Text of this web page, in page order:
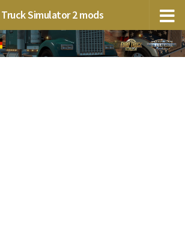
Truck Simulator 2 mods